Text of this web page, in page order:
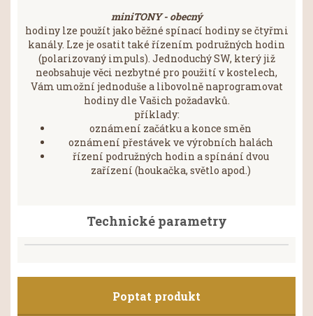
miniTONY - obecný
hodiny lze použít jako běžné spínací hodiny se čtyřmi
kanály. Lze je osatit také řízením podružných hodin
(polarizovaný impuls). Jednoduchý SW, který již
neobsahuje věci nezbytné pro použití v kostelech,
Vám umožní jednoduše a libovolně naprogramovat
hodiny dle Vašich požadavků.
příklady:
oznámení začátku a konce směn
oznámení přestávek ve výrobních halách
řízení podružných hodin a spínání dvou
zařízení (houkačka, světlo apod.)
Technické parametry
Poptat produkt